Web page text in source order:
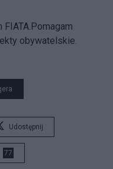
obywatelskie.
Udostępnij
77